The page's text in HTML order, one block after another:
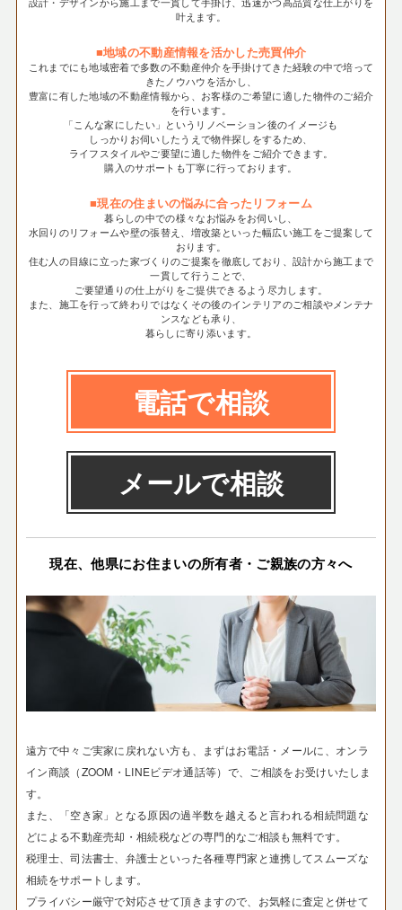
叶えます。
■地域の不動産情報を活かした売買仲介
これまでにも地域密着で多数の不動産仲介を手掛けてきた経験の中で培って
きたノウハウを活かし、
豊富に有した地域の不動産情報から、お客様のご希望に適した物件のご紹介
を行います。
「こんな家にしたい」というリノベーション後のイメージも
しっかりお伺いしたうえで物件探しをするため、
ライフスタイルやご要望に適した物件をご紹介できます。
購入のサポートも丁寧に行っております。
■現在の住まいの悩みに合ったリフォーム
暮らしの中での様々なお悩みをお伺いし、
水回りのリフォームや壁の張替え、増改築といった幅広い施工をご提案して
おります。
住む人の目線に立った家づくりのご提案を徹底しており、設計から施工まで
一貫して行うことで、
ご要望通りの仕上がりをご提供できるよう尽力します。
また、施工を行って終わりではなくその後のインテリアのご相談やメンテナ
ンスなども承り、
暮らしに寄り添います。
電話で相談
メールで相談
現在、他県にお住まいの所有者・ご親族の方々へ
遠方で中々ご実家に戻れない方も、まずはお電話・メールに、オンラ
イン商談（ZOOM・LINEビデオ通話等）で、ご相談をお受けいたしま
す。
また、「空き家」となる原因の過半数を越えると言われる相続問題な
どによる不動産売却・相続税などの専門的なご相談も無料です。
税理士、司法書士、弁護士といった各種専門家と連携してスムーズな
相続をサポートします。
プライバシー厳守で対応させて頂きますので、お気軽に査定と併せて